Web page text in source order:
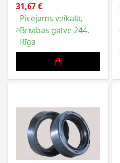
31,67 €
Pieejams veikalā,
Brīvības gatve 244,
Rīga